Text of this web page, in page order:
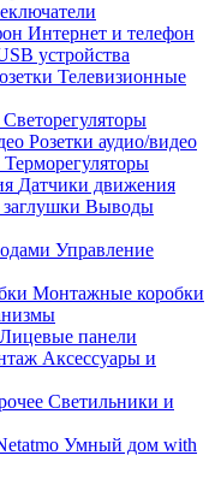
Интернет и телефон
устройства
Телевизионные
Светорегуляторы
Розетки аудио/видео
Терморегуляторы
Датчики движения
Выводы
Управление
Монтажные коробки
Лицевые панели
Аксессуары и
Светильники и
Умный дом with